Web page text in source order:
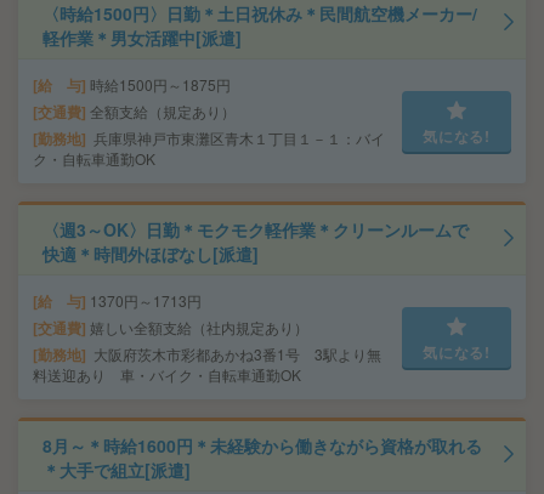
〈時給1500円〉日勤＊土日祝休み＊民間航空機メーカー/
軽作業＊男女活躍中[派遣]
給 与 時給1500円～1875円
交通費 全額支給（規定あり）
勤務地 兵庫県神戸市東灘区青木１丁目１－１：バイ
ク・自転車通勤OK
気になる!
〈週3～OK〉日勤＊モクモク軽作業＊クリーンルームで
快適＊時間外ほぼなし[派遣]
給 与 1370円～1713円
交通費 嬉しい全額支給（社内規定あり）
勤務地
大阪府茨木市彩都あかね3番1号 3駅より無
料送迎あり 車・バイク・自転車通勤OK
気になる!
8月～＊時給1600円＊未経験から働きながら資格が取れる
＊大手で組立[派遣]